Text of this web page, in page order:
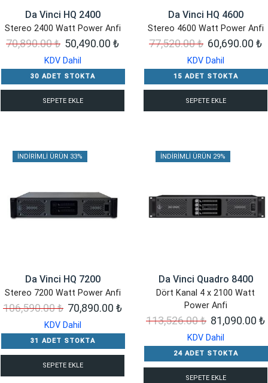
Da Vinci HQ 2400
Stereo 2400 Watt Power Anfi
70,890.00₺ Orijinal
fiyat:
70,890.00 ₺.
50,490.00 ₺Şu
50,490.00 ₺.
KDV Dahil
30 ADET STOKTA
SEPETE EKLE
Da Vinci HQ 4600
Stereo 4600 Watt Power Anfi
77,520.00₺ Orijinal
fiyat:
77,520.00 ₺.
60,690.00 ₺
KDV Dahil
15 ADET STOKTA
SEPETE EKLE
İNDIRIMLI ÜRÜN 33%
Da Vinci HQ 7200
Stereo 7200 Watt Power Anfi
106,590.00₺ Orijinal
fiyat:
106,590.00 ₺.
70,890.00 ₺Şu
andaki
70,890.00 ₺.
KDV Dahil
31 ADET STOKTA
SEPETE EKLE
İNDIRIMLI ÜRÜN 29%
Da Vinci Quadro 8400
Dört Kanal 4 x 2100 Watt
Power Anfi
113,526.00₺ Orijinal
fiyat:
113,526.00
81,090.00 ₺
KDV Dahil
24 ADET STOKTA
SEPETE EKLE